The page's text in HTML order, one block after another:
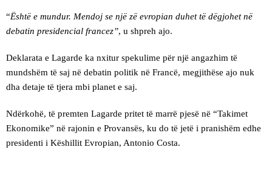
“Është e mundur. Mendoj se një zë evropian duhet të dëgjohet në
debatin presidencial francez”, u shpreh ajo.
Deklarata e Lagarde ka nxitur spekulime për një angazhim të
mundshëm të saj në debatin politik në Francë, megjithëse ajo nuk
dha detaje të tjera mbi planet e saj.
Ndërkohë, të premten Lagarde pritet të marrë pjesë në “Takimet
Ekonomike” në rajonin e Provansës, ku do të jetë i pranishëm edhe
presidenti i Këshillit Evropian, Antonio Costa.